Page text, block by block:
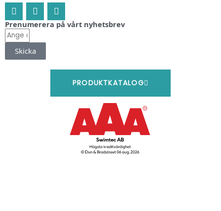
L
i
n
k
e
d
i
F
a
c
b
o
o
I
n
s
a
Prenumerera på vårt nyhetsbrev
E-
post
Skicka
PRODUKTKATALOG